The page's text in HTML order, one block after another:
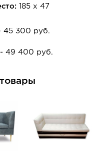
185 х 47
45 300 руб.
- 49 400 руб.